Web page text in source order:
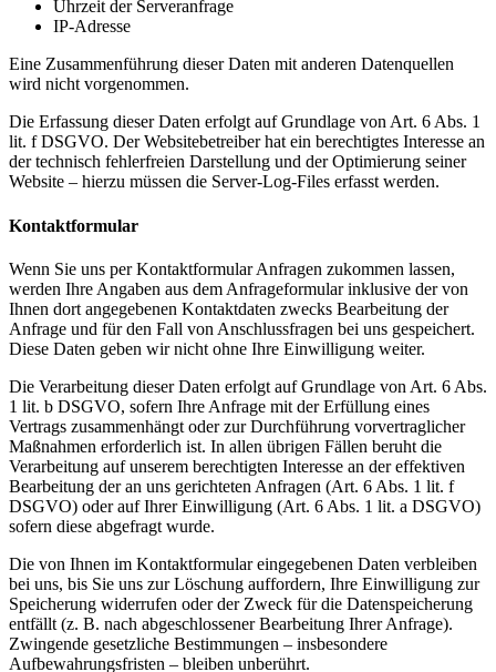
Uhrzeit der Serveranfrage
IP-Adresse
Eine Zusammenführung dieser Daten mit anderen Datenquellen
wird nicht vorgenommen.
Die Erfassung dieser Daten erfolgt auf Grundlage von Art. 6 Abs. 1
lit. f DSGVO. Der Websitebetreiber hat ein berechtigtes Interesse an
der technisch fehlerfreien Darstellung und der Optimierung seiner
Website – hierzu müssen die Server-Log-Files erfasst werden.
Kontaktformular
Wenn Sie uns per Kontaktformular Anfragen zukommen lassen,
werden Ihre Angaben aus dem Anfrageformular inklusive der von
Ihnen dort angegebenen Kontaktdaten zwecks Bearbeitung der
Anfrage und für den Fall von Anschlussfragen bei uns gespeichert.
Diese Daten geben wir nicht ohne Ihre Einwilligung weiter.
Die Verarbeitung dieser Daten erfolgt auf Grundlage von Art. 6 Abs.
1 lit. b DSGVO, sofern Ihre Anfrage mit der Erfüllung eines
Vertrags zusammenhängt oder zur Durchführung vorvertraglicher
Maßnahmen erforderlich ist. In allen übrigen Fällen beruht die
Verarbeitung auf unserem berechtigten Interesse an der effektiven
Bearbeitung der an uns gerichteten Anfragen (Art. 6 Abs. 1 lit. f
DSGVO) oder auf Ihrer Einwilligung (Art. 6 Abs. 1 lit. a DSGVO)
sofern diese abgefragt wurde.
Die von Ihnen im Kontaktformular eingegebenen Daten verbleiben
bei uns, bis Sie uns zur Löschung auffordern, Ihre Einwilligung zur
Speicherung widerrufen oder der Zweck für die Datenspeicherung
entfällt (z. B. nach abgeschlossener Bearbeitung Ihrer Anfrage).
Zwingende gesetzliche Bestimmungen – insbesondere
Aufbewahrungsfristen – bleiben unberührt.